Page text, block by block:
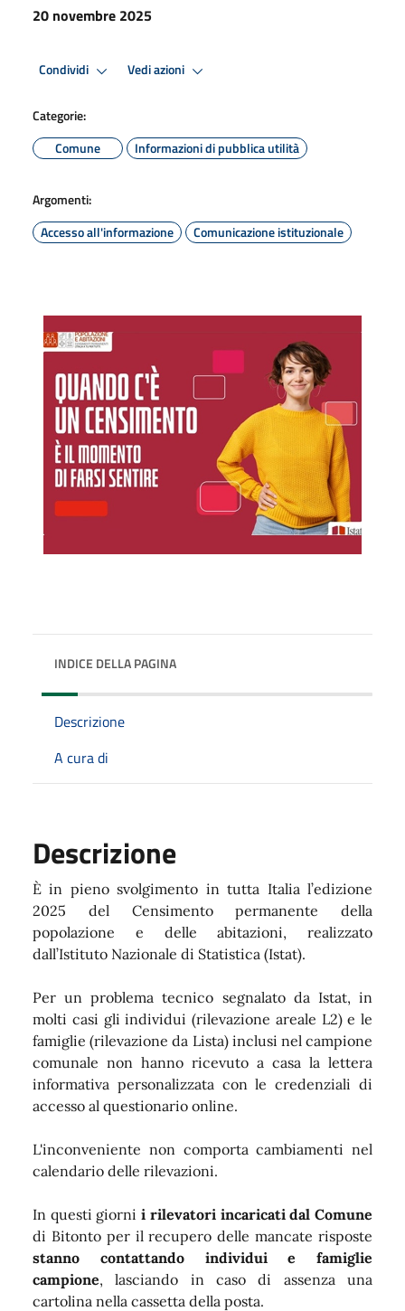
20 novembre 2025
Condividi Vedi azioni
Categorie:
Comune
Informazioni di pubblica utilità
Argomenti:
Accesso all'informazione
Comunicazione istituzionale
INDICE DELLA PAGINA
Descrizione
A cura di
Descrizione
È in pieno svolgimento in tutta Italia l’edizione
2025 del Censimento permanente della
popolazione e delle abitazioni, realizzato
dall’Istituto Nazionale di Statistica (Istat).
Per un problema tecnico segnalato da Istat, in
molti casi gli individui (rilevazione areale L2) e le
famiglie (rilevazione da Lista) inclusi nel campione
comunale non hanno ricevuto a casa la lettera
informativa personalizzata con le credenziali di
accesso al questionario online.
L'inconveniente non comporta cambiamenti nel
calendario delle rilevazioni.
In questi giornii rilevatori incaricati dal Comune
di Bitonto per il recupero delle mancate risposte
stanno contattando individui e famiglie
campione, lasciando in caso di assenza una
cartolina nella cassetta della posta.